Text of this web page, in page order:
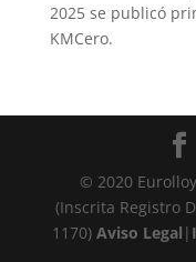
2025 se publicó
KMCero.
© 2020
(Inscrita Registro
1170) Aviso Legal |